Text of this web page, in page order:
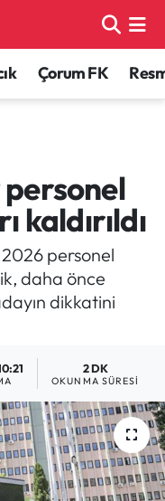
Çorum FK
personel
kaldırıldı
2026 personel
daha önce
dikkatini
2 DK
OKUNMA SÜRESI